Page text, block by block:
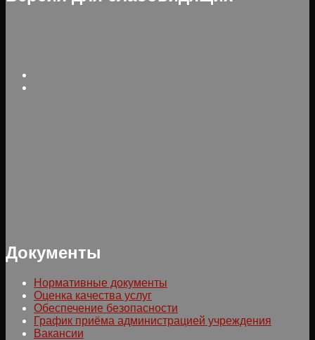
Документы
Нормативные документы
Оценка качества услуг
Обеспечение безопасности
График приёма администрацией учреждения
Вакансии